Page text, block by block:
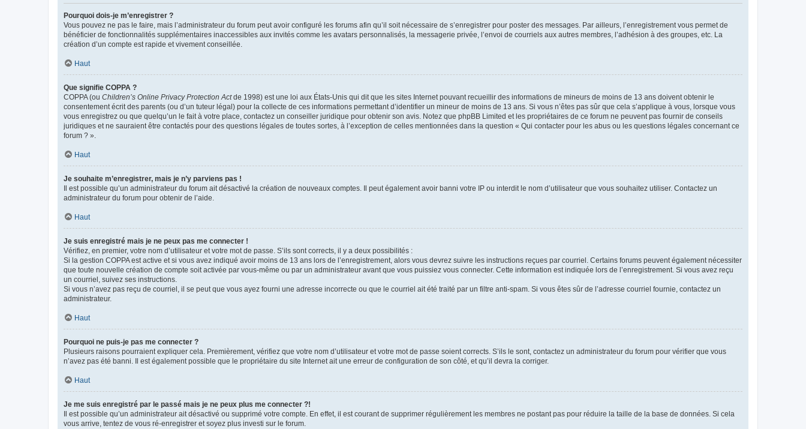
Pourquoi dois-je m’enregistrer ?
Vous pouvez ne pas le faire, mais l’administrateur du forum peut avoir configuré les forums afin qu’il soit nécessaire de s’enregistrer pour poster des messages. Par ailleurs, l’enregistrement vous permet de
bénéficier de fonctionnalités supplémentaires inaccessibles aux invités comme les avatars personnalisés, la messagerie privée, l’envoi de courriels aux autres membres, l’adhésion à des groupes, etc. La
création d’un compte est rapide et vivement conseillée.
Haut
Que signifie COPPA ?
COPPA (ou Children’s Online Privacy Protection Actde 1998) est une loi aux États-Unis qui dit que les sites Internet pouvant recueillir des informations de mineurs de moins de 13 ans doivent obtenir le
consentement écrit des parents (ou d’un tuteur légal) pour la collecte de ces informations permettant d’identifier un mineur de moins de 13 ans. Si vous n’êtes pas sûr que cela s’applique à vous, lorsque vous
vous enregistrez ou que quelqu’un le fait à votre place, contactez un conseiller juridique pour obtenir son avis. Notez que phpBB Limited et les propriétaires de ce forum ne peuvent pas fournir de conseils
juridiques et ne sauraient être contactés pour des questions légales de toutes sortes, à l’exception de celles mentionnées dans la question « Qui contacter pour les abus ou les questions légales concernant ce
forum ? ».
Haut
Je souhaite m’enregistrer, mais je n’y parviens pas !
Il est possible qu’un administrateur du forum ait désactivé la création de nouveaux comptes. Il peut également avoir banni votre IP ou interdit le nom d’utilisateur que vous souhaitez utiliser. Contactez un
administrateur du forum pour obtenir de l’aide.
Haut
Je suis enregistré mais je ne peux pas me connecter !
Vérifiez, en premier, votre nom d’utilisateur et votre mot de passe. S’ils sont corrects, il y a deux possibilités :
Si la gestion COPPA est active et si vous avez indiqué avoir moins de 13 ans lors de l’enregistrement, alors vous devrez suivre les instructions reçues par courriel. Certains forums peuvent également nécessiter
que toute nouvelle création de compte soit activée par vous-même ou par un administrateur avant que vous puissiez vous connecter. Cette information est indiquée lors de l’enregistrement. Si vous avez reçu
un courriel, suivez ses instructions.
Si vous n’avez pas reçu de courriel, il se peut que vous ayez fourni une adresse incorrecte ou que le courriel ait été traité par un filtre anti-spam. Si vous êtes sûr de l’adresse courriel fournie, contactez un
administrateur.
Haut
Pourquoi ne puis-je pas me connecter ?
Plusieurs raisons pourraient expliquer cela. Premièrement, vérifiez que votre nom d’utilisateur et votre mot de passe soient corrects. S’ils le sont, contactez un administrateur du forum pour vérifier que vous
n’avez pas été banni. Il est également possible que le propriétaire du site Internet ait une erreur de configuration de son côté, et qu’il devra la corriger.
Haut
Je me suis enregistré par le passé mais je ne peux plus me connecter ?!
Il est possible qu’un administrateur ait désactivé ou supprimé votre compte. En effet, il est courant de supprimer régulièrement les membres ne postant pas pour réduire la taille de la base de données. Si cela
vous arrive, tentez de vous ré-enregistrer et soyez plus investi sur le forum.